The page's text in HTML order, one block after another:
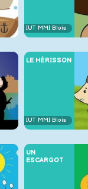
IUT MMI Blois
LE HÉRISSON
IUT MMI Blois
UN
ESCARGOT